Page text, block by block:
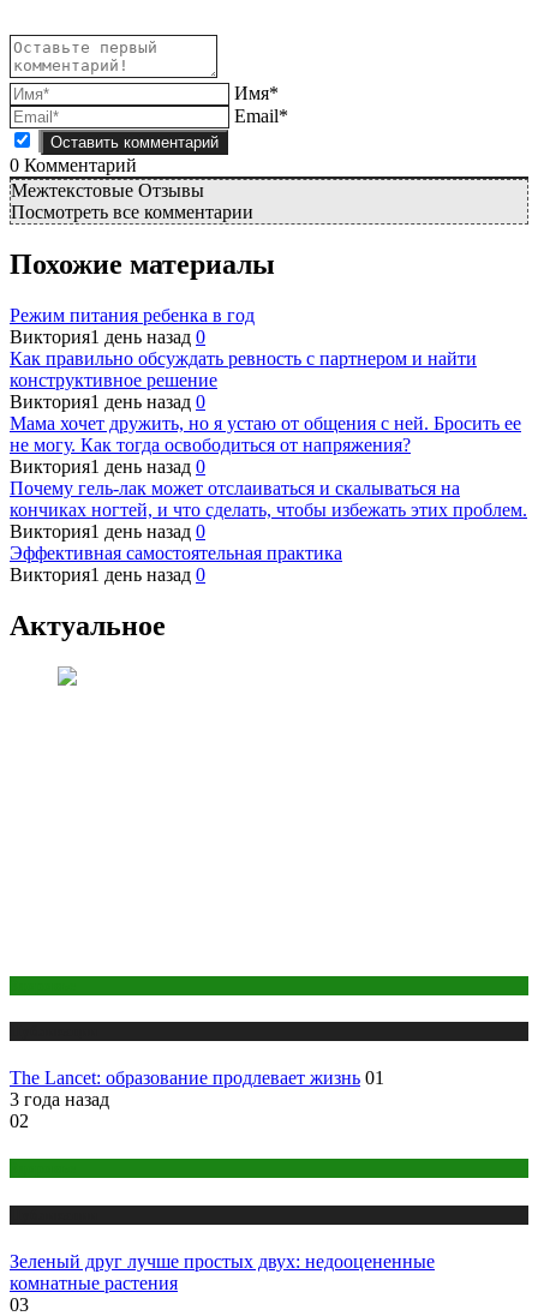
Имя*
Email*
0 Комментарий
Межтекстовые Отзывы
Посмотреть все комментарии
Похожие материалы
Режим питания ребенка в год
Виктория1 день назад 0
Как правильно обсуждать ревность с партнером и найти
конструктивное решение
Виктория1 день назад 0
Мама хочет дружить, но я устаю от общения с ней. Бросить ее
не могу. Как тогда освободиться от напряжения?
Виктория1 день назад 0
Почему гель-лак может отслаиваться и скалываться на
кончиках ногтей, и что сделать, чтобы избежать этих проблем.
Виктория1 день назад 0
Эффективная самостоятельная практика
Виктория1 день назад 0
Актуальное
The Lancet: образование продлевает жизнь 01
3 года назад
02
Зеленый друг лучше простых двух: недооцененные
комнатные растения
03